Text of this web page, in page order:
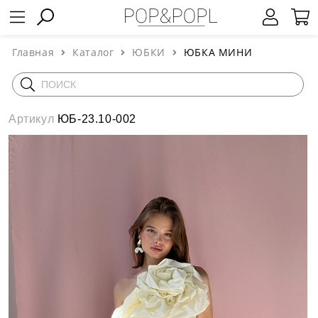
Главная Каталог ЮБКИ ЮБКА МИНИ
Артикул ЮБ-23.10-002